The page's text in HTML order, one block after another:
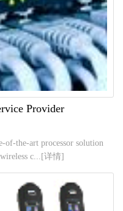
Provider
of-the-art processor solution
c...[详情]